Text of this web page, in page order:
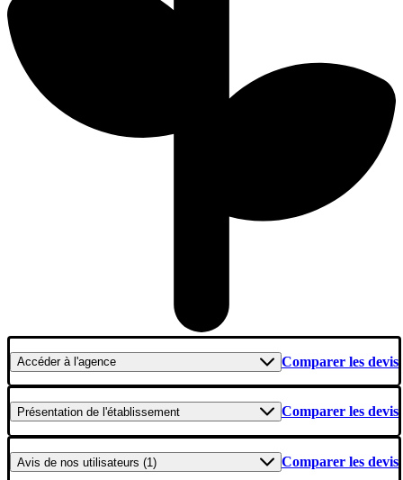
Accéderà l'agence Comparer les devis
Présentation de l'établissement Comparer les devis
Avis de nos utilisateurs (1) Comparer les devis